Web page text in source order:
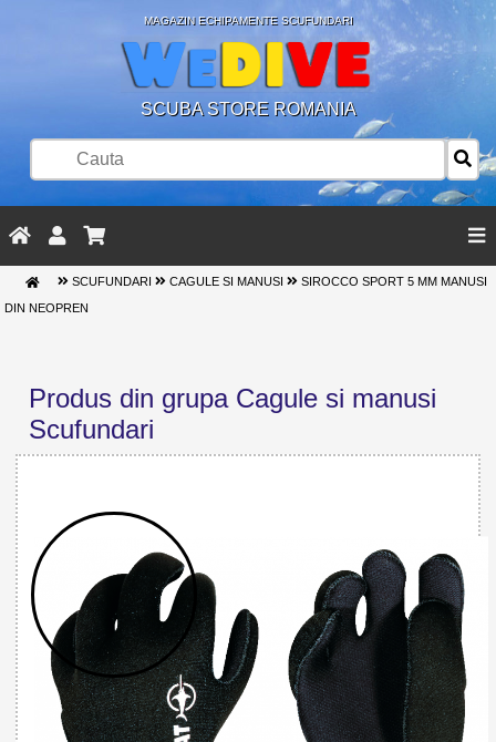
MAGAZIN ECHIPAMENTE SCUFUNDARI
SCUBA STORE ROMANIA
SCUFUNDARI CAGULE SI MANUSI SIROCCO SPORT 5 MM MANUSI
DIN NEOPREN
Produs din grupa Cagule si manusi
Scufundari